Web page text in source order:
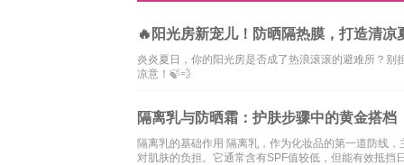
🔥阳光房新宠儿！防晒隔热膜，打造清凉
炎炎夏日，你的阳光房是否成了热浪滚滚的避难所？
凉意！🍃💨
隔离乳与防晒霜：护肤步骤中的黄金搭档
隔离乳的基础作用 隔离乳，作为化妆品的第一道防线
对肌肤的负担。它通常含有SPF值较低，但能有效抵